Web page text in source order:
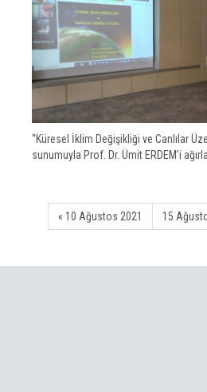
“Küresel İklim Değişikliği ve Canlılar
sunumuyla Prof. Dr. Ümit ERDEM’i
« 10 Ağustos 2021 15